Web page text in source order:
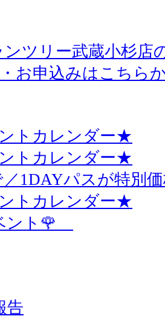
ツリー武蔵小杉店
お申込みはこちら
トカレンダー★
トカレンダー★
／1DAYパスが特別
トカレンダー★
ント🌹
告